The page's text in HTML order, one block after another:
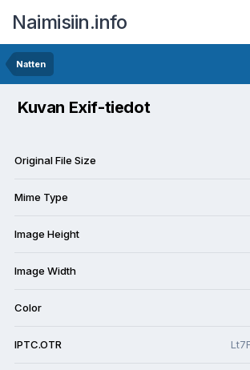
Naimisiin.info
Natten
Kuvan Exif-tiedot
Original File Size
Mime Type
Image Height
Image Width
Color
IPTC.OTR